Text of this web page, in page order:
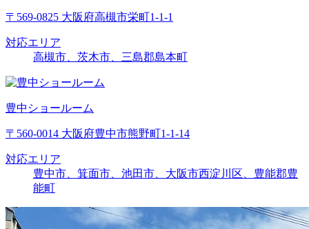
〒569-0825 大阪府高槻市栄町1-1-1
対応エリア
高槻市、茨木市、三島郡島本町
豊中ショールーム
〒560-0014 大阪府豊中市熊野町1-1-14
対応エリア
豊中市、箕面市、池田市、大阪市西淀川区、豊能郡豊
能町